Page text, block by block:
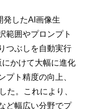
発したAI画像生
範囲やプロンプト
つぶしを自動実行
かけて大幅に進化
プト精度の向上、
た。これにより、
ど幅広い分野でプ